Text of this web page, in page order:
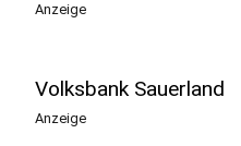
Anzeige
Volksbank Sauerland
Anzeige